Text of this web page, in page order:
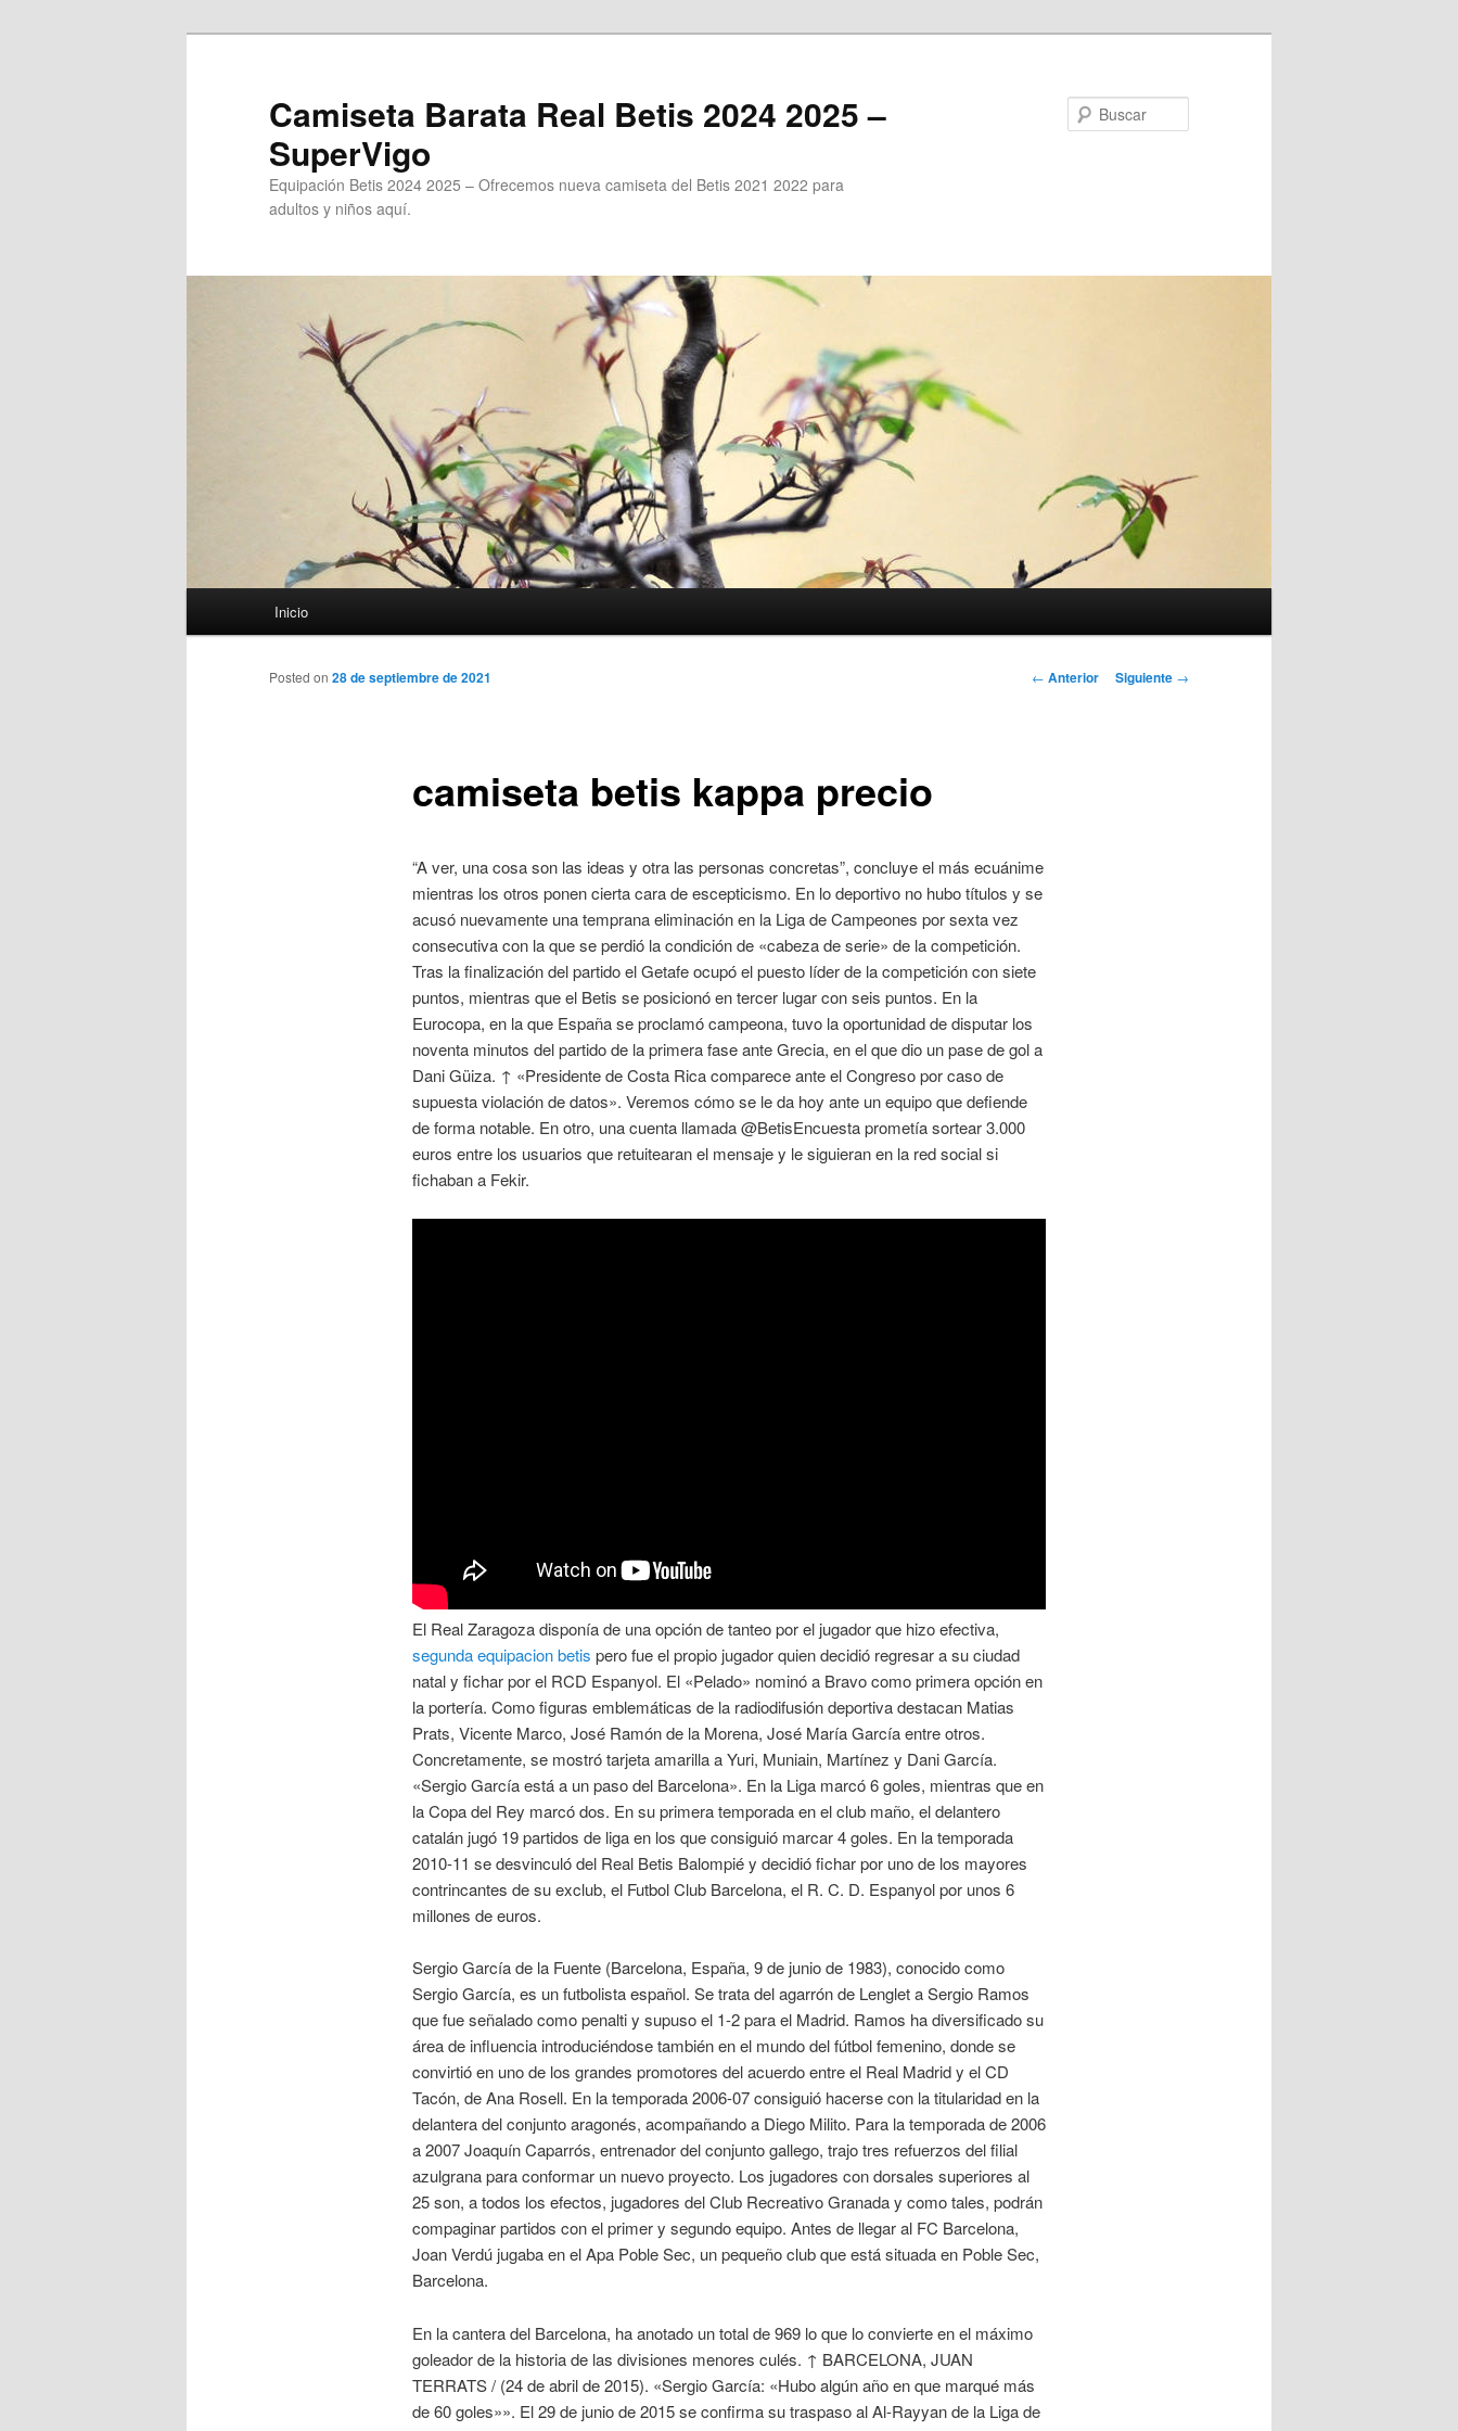
Camiseta Barata Real Betis 2024 2025 –
SuperVigo
Equipación Betis 2024 2025 – Ofrecemos nueva camiseta del Betis 2021 2022 para
adultos y niños aquí.
Inicio
Navegación
← Anterior Siguiente →
camiseta betis kappa precio
Posted on 28 de septiembre de 2021
“A ver, una cosa son las ideas y otra las personas concretas”, concluye el más ecuánime
mientras los otros ponen cierta cara de escepticismo. En lo deportivo no hubo títulos y se
acusó nuevamente una temprana eliminación en la Liga de Campeones por sexta vez
consecutiva con la que se perdió la condición de «cabeza de serie» de la competición.
Tras la finalización del partido el Getafe ocupó el puesto líder de la competición con siete
puntos, mientras que el Betis se posicionó en tercer lugar con seis puntos. En la
Eurocopa, en la que España se proclamó campeona, tuvo la oportunidad de disputar los
noventa minutos del partido de la primera fase ante Grecia, en el que dio un pase de gol a
Dani Güiza. ↑ «Presidente de Costa Rica comparece ante el Congreso por caso de
supuesta violación de datos». Veremos cómo se le da hoy ante un equipo que defiende
de forma notable. En otro, una cuenta llamada @BetisEncuesta prometía sortear 3.000
euros entre los usuarios que retuitearan el mensaje y le siguieran en la red social si
fichaban a Fekir.
El Real Zaragoza disponía de una opción de tanteo por el jugador que hizo efectiva,
segunda equipacion betis pero fue el propio jugador quien decidió regresar a su ciudad
natal y fichar por el RCD Espanyol. El «Pelado» nominó a Bravo como primera opción en
la portería. Como figuras emblemáticas de la radiodifusión deportiva destacan Matias
Prats, Vicente Marco, José Ramón de la Morena, José María García entre otros.
Concretamente, se mostró tarjeta amarilla a Yuri, Muniain, Martínez y Dani García.
«Sergio García está a un paso del Barcelona». En la Liga marcó 6 goles, mientras que en
la Copa del Rey marcó dos. En su primera temporada en el club maño, el delantero
catalán jugó 19 partidos de liga en los que consiguió marcar 4 goles. En la temporada
2010-11 se desvinculó del Real Betis Balompié y decidió fichar por uno de los mayores
contrincantes de su exclub, el Futbol Club Barcelona, el R. C. D. Espanyol por unos 6
millones de euros.
Sergio García de la Fuente (Barcelona, España, 9 de junio de 1983), conocido como
Sergio García, es un futbolista español. Se trata del agarrón de Lenglet a Sergio Ramos
que fue señalado como penalti y supuso el 1-2 para el Madrid. Ramos ha diversificado su
área de influencia introduciéndose también en el mundo del fútbol femenino, donde se
convirtió en uno de los grandes promotores del acuerdo entre el Real Madrid y el CD
Tacón, de Ana Rosell. En la temporada 2006-07 consiguió hacerse con la titularidad en la
delantera del conjunto aragonés, acompañando a Diego Milito. Para la temporada de 2006
a 2007 Joaquín Caparrós, entrenador del conjunto gallego, trajo tres refuerzos del filial
azulgrana para conformar un nuevo proyecto. Los jugadores con dorsales superiores al
25 son, a todos los efectos, jugadores del Club Recreativo Granada y como tales, podrán
compaginar partidos con el primer y segundo equipo. Antes de llegar al FC Barcelona,
Joan Verdú jugaba en el Apa Poble Sec, un pequeño club que está situada en Poble Sec,
Barcelona.
En la cantera del Barcelona, ha anotado un total de 969 lo que lo convierte en el máximo
goleador de la historia de las divisiones menores culés. ↑ BARCELONA, JUAN
TERRATS / (24 de abril de 2015). «Sergio García: «Hubo algún año en que marqué más
de 60 goles»». El 29 de junio de 2015 se confirma su traspaso al Al-Rayyan de la Liga de